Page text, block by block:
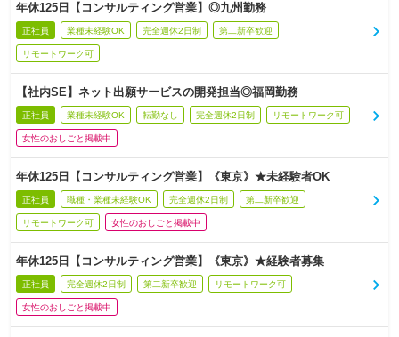
年休125日【コンサルティング営業】◎九州勤務
正社員 業種未経験OK 完全週休2日制 第二新卒歓迎
リモートワーク可
【社内SE】ネット出願サービスの開発担当◎福岡勤務
正社員 業種未経験OK 転勤なし 完全週休2日制 リモートワーク可
女性のおしごと掲載中
年休125日【コンサルティング営業】《東京》★未経験者OK
正社員 職種・業種未経験OK 完全週休2日制 第二新卒歓迎
リモートワーク可 女性のおしごと掲載中
年休125日【コンサルティング営業】《東京》★経験者募集
正社員 完全週休2日制 第二新卒歓迎 リモートワーク可
女性のおしごと掲載中